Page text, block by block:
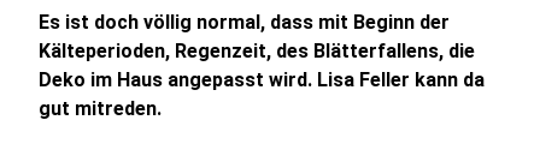
Es ist doch völlig normal, dass mit Beginn der
Kälteperioden, Regenzeit, des Blätterfallens, die
Deko im Haus angepasst wird. Lisa Feller kann da
gut mitreden.